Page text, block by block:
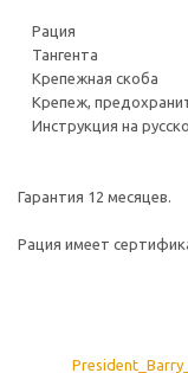
Рация
Тангента
Крепежная скоба
Крепеж,
Инструкция на
Гарантия 12 месяцев.
Рация имеет